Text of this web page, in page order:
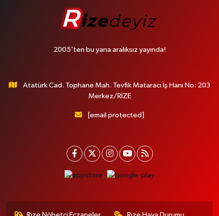
2005'ten bu yana aralıksız yayında!
Atatürk Cad. Tophane Mah. Tevfik Mataracı İş Hanı No: 203
Merkez/RİZE
[email protected]